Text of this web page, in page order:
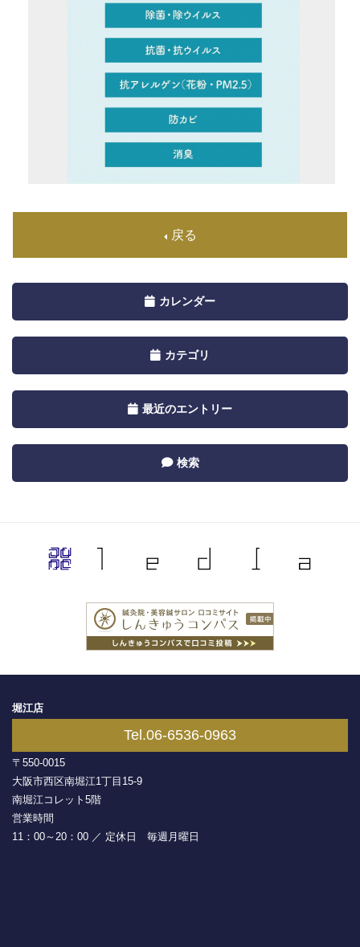
戻る
Toggle
navigation
カレンダー
Toggle
navigation
カテゴリ
Toggle
navigation
最近のエントリー
Toggle
navigation
検索
堀江店
Tel.06-6536-0963
〒550-0015
大阪市西区南堀江1丁目15-9
南堀江コレット5階
営業時間
11：00～20：00 ／ 定休日 毎週月曜日